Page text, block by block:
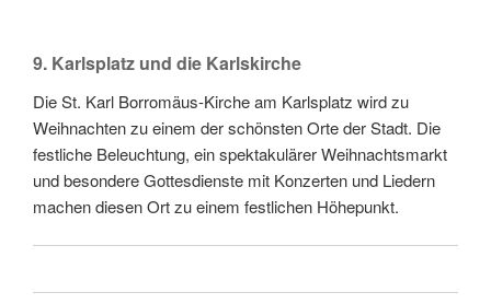
9. Karlsplatz und die Karlskirche
Die St. Karl Borromäus-Kirche am Karlsplatz wird zu
Weihnachten zu einem der schönsten Orte der Stadt. Die
festliche Beleuchtung, ein spektakulärer Weihnachtsmarkt
und besondere Gottesdienste mit Konzerten und Liedern
machen diesen Ort zu einem festlichen Höhepunkt.